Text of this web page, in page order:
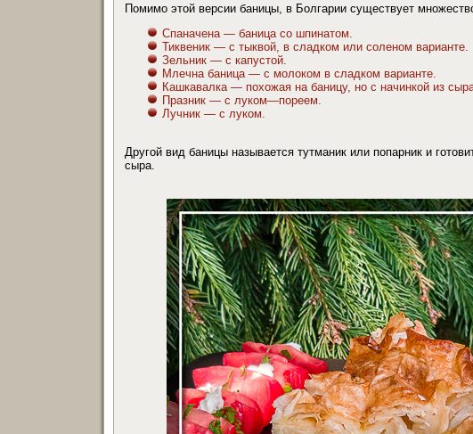
Помимо этой версии баницы, в Болгарии существует
Спаначена — баница со шпинатом.
Тиквеник — с тыквой, в сладком или соленом варианте.
Зельник — с капустой.
Млечна баница — с молоком в сладком варианте.
Кашкавалка — похожая на баницу, но с начинкой из
Празник — с луком—пореем.
Лучник — с луком.
Другой вид баницы называется тутманик или попарник и
сыра.